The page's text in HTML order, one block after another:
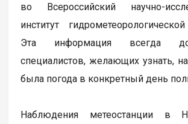
во Всероссийский научно-
институт
Эта информация всегда
специалистов, желающих узнать,
была погода в конкретный день
Наблюдения метеостанции в